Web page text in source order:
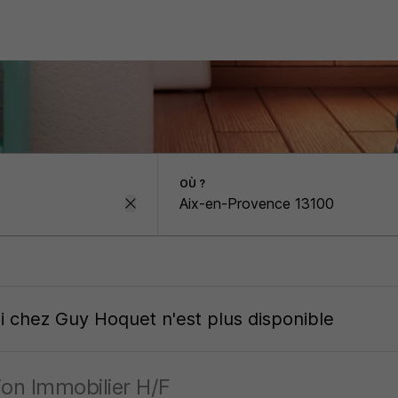
OÙ ?
chez Guy Hoquet n'est plus disponible
Immobilier H/F